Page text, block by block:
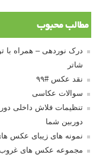
مطالب محبوب
شاتر
نقد عکس #۹۹
سوالات عکاسی
تنظیمات فلاش داخلی
دوربین شما
نمونه های زیبای عکس
مجموعه عکس های غروب